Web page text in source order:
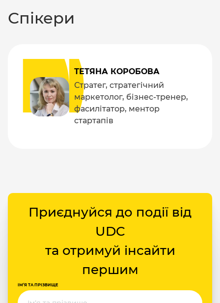
Спікери
ТЕТЯНА КОРОБОВА
Стратег, стратегічний
маркетолог, бізнес-тренер,
фасилітатор, ментор
стартапів
Приєднуйся до події від
UDC
та отримуй інсайти
першим
ІМ‘Я ТА ПРІЗВИЩЕ